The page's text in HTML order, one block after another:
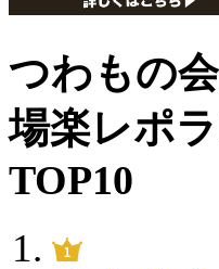
つわもの
場楽レポ
TOP10